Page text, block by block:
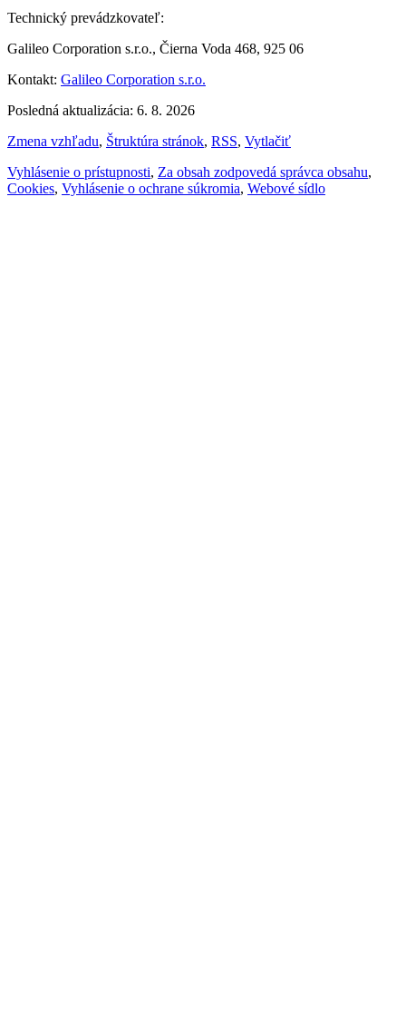
Technický prevádzkovateľ:
Galileo Corporation s.r.o., Čierna Voda 468, 925 06
Kontakt: Galileo Corporation s.r.o.
Posledná aktualizácia: 6. 8. 2026
Zmena vzhľadu, Štruktúra stránok, RSS, Vytlačiť
Vyhlásenie o prístupnosti, Za obsah zodpovedá správca obsahu,
Cookies, Vyhlásenie o ochrane súkromia, Webové sídlo